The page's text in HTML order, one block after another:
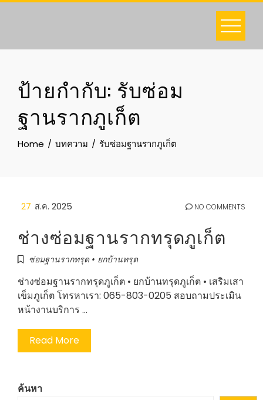
Skip
ป้ายกำกับ: รับซ่อม
ฐานรากภูเก็ต
Home บทความ รับซ่อมฐานรากภูเก็ต
27 ส.ค. 2025 NO COMMENTS
ช่างซ่อมฐานรากทรุดภูเก็ต
ซ่อมฐานรากทรุด • ยกบ้านทรุด
ช่างซ่อมฐานรากทรุดภูเก็ต • ยกบ้านทรุดภูเก็ต • เสริมเสา
เข็มภูเก็ต โทรหาเรา: 065-803-0205 สอบถามประเมิน
หน้างานบริการ …
Read More
ค้นหา